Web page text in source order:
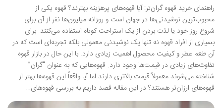
راهنمای خرید قهوه گران‌تر: آیا قهوه‌های پرهزینه بهترند؟ قهوه یکی از
محبوب‌ترین نوشیدنی‌ها در جهان است و روزانه میلیون‌ها نفر از آن برای
شروع روز خود یا لذت بردن از یک استراحت کوتاه استفاده می‌کنند. برای
بسیاری از افراد قهوه نه تنها یک نوشیدنی معمولی بلکه تجربه‌ای است که در
آن طعم عطر و کیفیت محصول اهمیت زیادی دارد. با این حال در بازار قهوه
تفاوت‌های زیادی در قیمت‌ها وجود دارد. قهوه‌هایی که به عنوان “گران”
شناخته می‌شوند معمولاً قیمت بالاتری دارند اما آیا واقعاً این قهوه‌ها بهتر از
قهوه‌های ارزان‌تر هستند؟ در این مقاله قصد داریم به بررسی قهوه‌های…